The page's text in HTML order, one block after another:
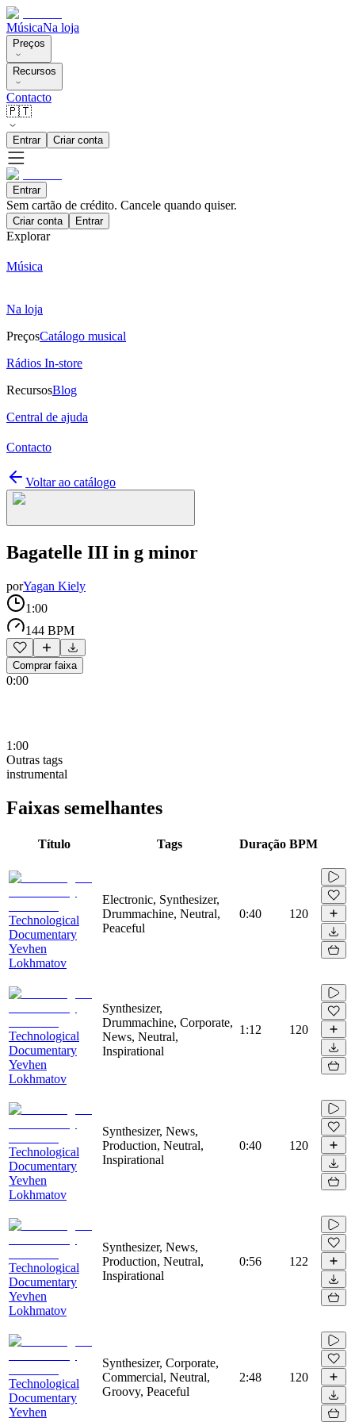
MúsicaNa loja
Preços
Recursos
Contacto
🇵🇹
Entrar Criar conta
Entrar
Sem cartão de crédito. Cancele quando quiser.
Criar conta Entrar
Explorar
Música
Na loja
PreçosCatálogo musical
Rádios In-store
RecursosBlog
Central de ajuda
Contacto
Voltar ao catálogo
Bagatelle III in g minor
porYagan Kiely
1:00
144 BPM
Comprar faixa
0:00
1:00
Outras tags
instrumental
Faixas semelhantes
Título Tags Duração BPM
Technological
Documentary
Yevhen
Lokhmatov
Electronic, Synthesizer,
Drummachine, Neutral,
Peaceful
0:40 120
Technological
Documentary
Yevhen
Lokhmatov
Synthesizer,
Drummachine, Corporate,
News, Neutral,
Inspirational
1:12 120
Technological
Documentary
Yevhen
Lokhmatov
Synthesizer, News,
Production, Neutral,
Inspirational
0:40 120
Technological
Documentary
Yevhen
Lokhmatov
Synthesizer, News,
Production, Neutral,
Inspirational
0:56 122
Technological
Documentary
Yevhen
Synthesizer, Corporate,
Commercial, Neutral,
Groovy, Peaceful
2:48 120